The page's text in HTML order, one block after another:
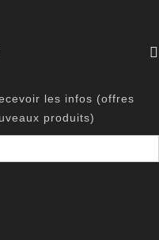
les infos (offres
produits)